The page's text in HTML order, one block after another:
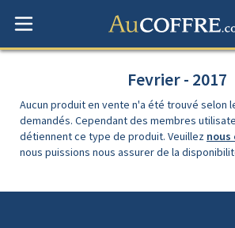
Fevrier - 2017
Aucun produit en vente n'a été trouvé selon
demandés. Cependant des membres
détiennent ce type de produit. Veuillez nous
nous puissions nous assurer de la